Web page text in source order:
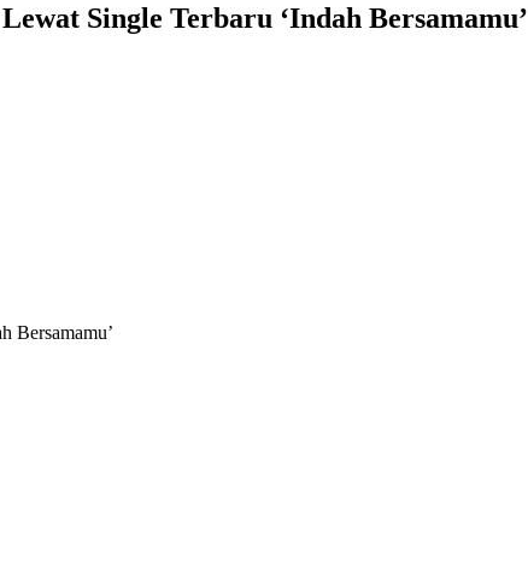
Single Terbaru ‘Indah Bersamamu’
Bersamamu’